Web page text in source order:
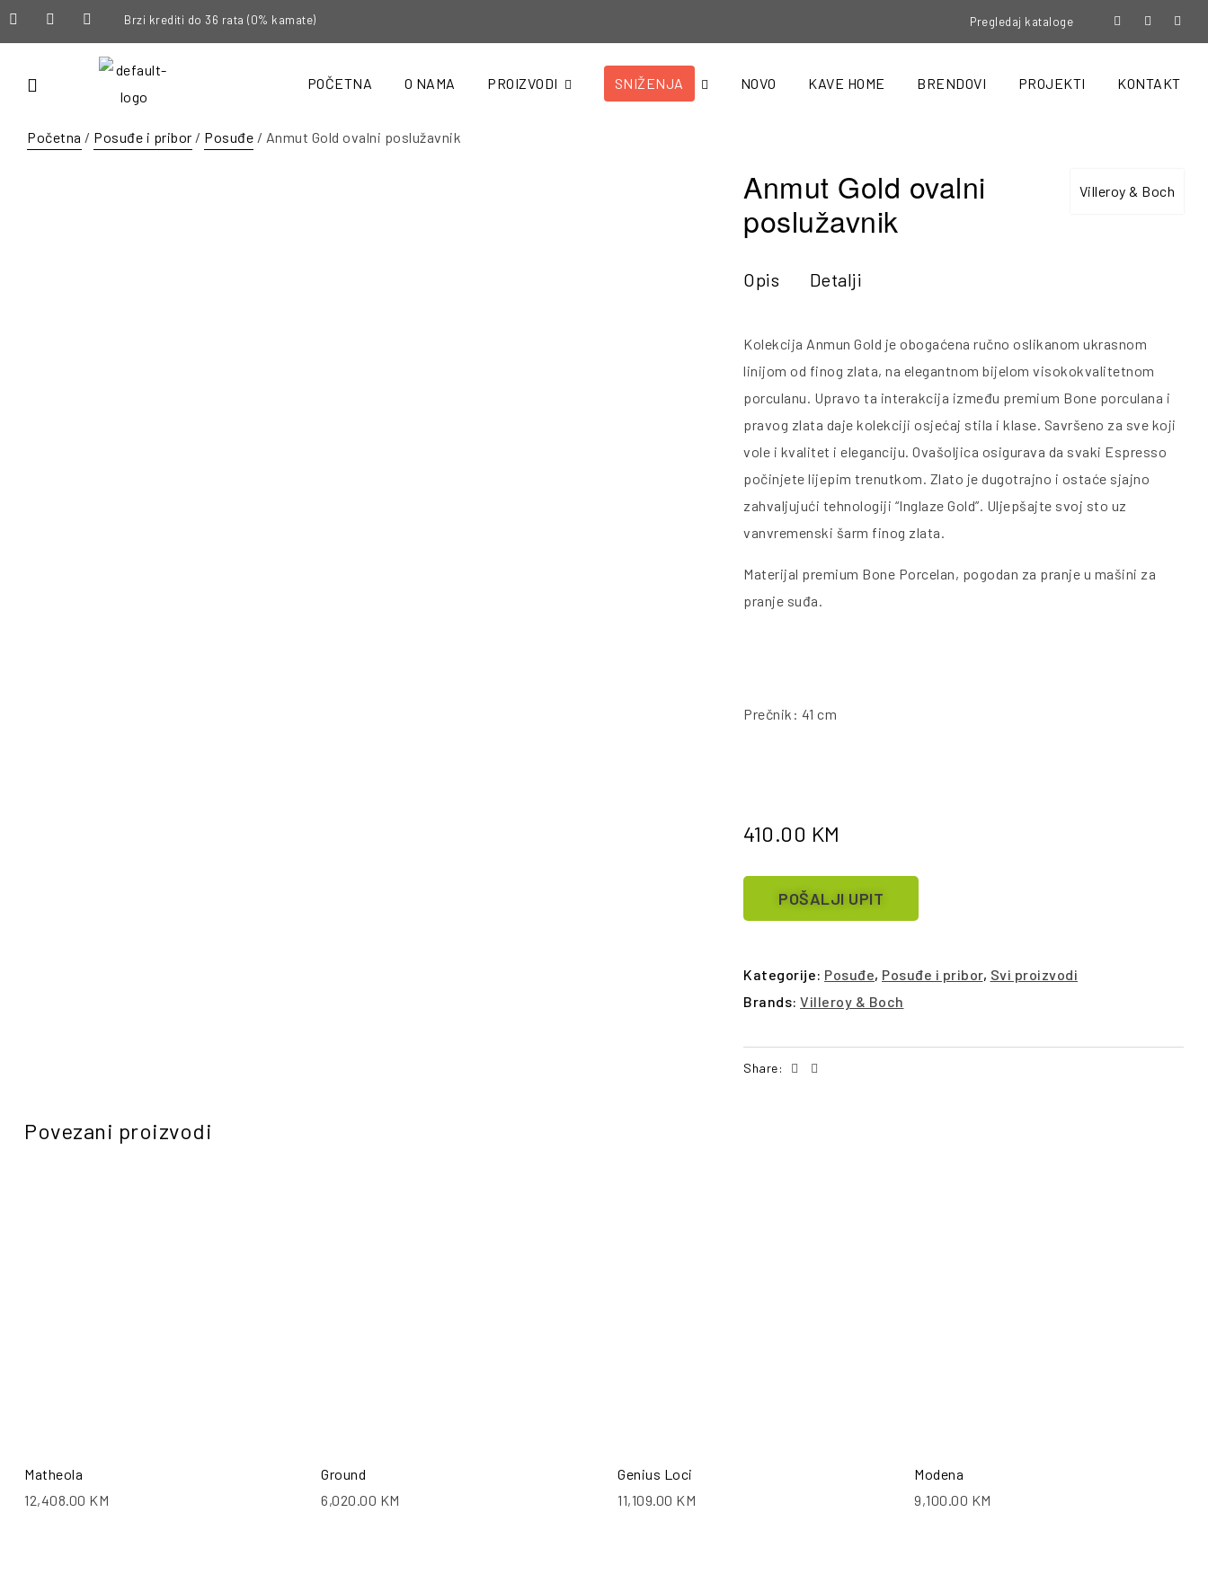
Brzi krediti do 36 rata (0% kamate) Pregledaj kataloge
POČETNA O NAMA PROIZVODI SNIŽENJA NOVO KAVE HOME BRENDOVI PROJEKTI KONTAKT
Početna / Posuđe i pribor / Posuđe / Anmut Gold ovalni poslužavnik
Villeroy & Boch
Anmut Gold ovalni
poslužavnik
Opis Detalji
Kolekcija Anmun Gold je obogaćena ručno oslikanom ukrasnom
linijom od finog zlata, na elegantnom bijelom visokokvalitetnom
porculanu. Upravo ta interakcija između premium Bone porculana i
pravog zlata daje kolekciji osjećaj stila i klase. Savršeno za sve koji
vole i kvalitet i eleganciju. Ovašoljica osigurava da svaki Espresso
počinjete lijepim trenutkom. Zlato je dugotrajno i ostaće sjajno
zahvaljujući tehnologiji “Inglaze Gold”. Uljepšajte svoj sto uz
vanvremenski šarm finog zlata.
Materijal premium Bone Porcelan, pogodan za pranje u mašini za
pranje suđa.
Prečnik: 41 cm
410.00 KM
POŠALJI UPIT
Kategorije: Posuđe, Posuđe i pribor, Svi proizvodi
Brands: Villeroy & Boch
Share: Facebook
Povezani proizvodi
Matheola
12,408.00 KM
Ground
6,020.00 KM
Genius Loci
11,109.00 KM
Modena
9,100.00 KM